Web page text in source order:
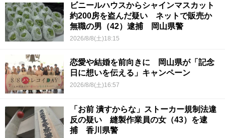
ビニールハウスからシャインマスカット
約200房を盗んだ疑い ネットで販売か
無職の男（42）逮捕 岡山県警
2026/8/8(土)18:15
恋愛や結婚を前向きに 岡山県が「記念
日に想いを伝える」キャンペーン
2026/8/8(土)16:57
「お前 潰すからな」ストーカー規制法違
反の疑い 縫製作業員の女（43）を逮
捕 香川県警